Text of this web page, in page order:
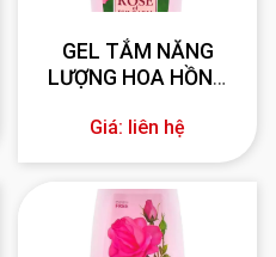
GEL TẮM NĂNG
LƯỢNG HOA HỒNG
Giá: liên hệ